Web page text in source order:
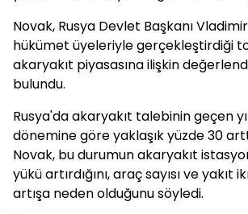
Novak, Rusya Devlet Başkanı
hükümet üyeleriyle gerçekleştirdiği
akaryakıt piyasasına ilişkin
bulundu.
Rusya'da akaryakıt talebinin geçen
dönemine göre yaklaşık yüzde 30
Novak, bu durumun akaryakıt
yükü artırdığını, araç sayısı ve
artışa neden olduğunu söyledi.